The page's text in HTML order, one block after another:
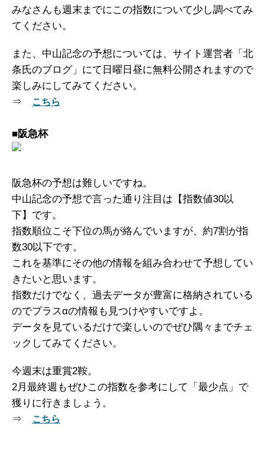
みなさんも週末までにこの指数について少し調べてみ
てください。
また、中山記念の予想については、サイト運営者「北
条氏のブログ」にて日曜日昼に無料公開されますので
楽しみにしてみてください。
⇒
こちら
■阪急杯
阪急杯の予想は難しいですね。
中山記念の予想で言った通り注目は【指数値30以
下】です。
指数順位こそ下位の馬が絡んでいますが、約7割が指
数30以下です。
これを基準にその他の情報を組み合わせて予想してい
きたいと思います。
指数だけでなく、過去データが豊富に格納されている
のでプラスαの情報も見つけやすいですよ。
データを見ているだけで楽しいのでぜひ隅々までチェ
ックしてみてください。
今週末は重賞2鞍。
2月最終週もぜひこの指数を参考にして「最少点」で
獲りに行きましょう。
⇒
こちら